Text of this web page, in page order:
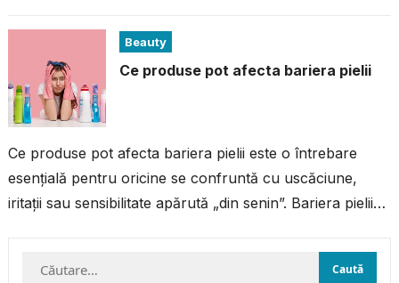
Beauty
Ce produse pot afecta bariera pielii
Ce produse pot afecta bariera pielii este o întrebare
esențială pentru oricine se confruntă cu uscăciune,
iritații sau sensibilitate apărută „din senin”. Bariera pielii
Caută